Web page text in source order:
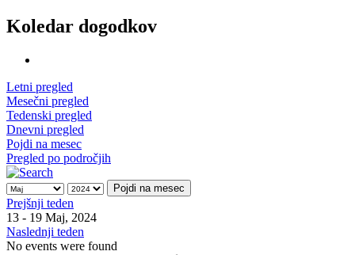
Koledar dogodkov
Letni pregled
Mesečni pregled
Tedenski pregled
Dnevni pregled
Pojdi na mesec
Pregled po področjih
Pojdi na mesec
Prejšnji teden
13 - 19 Maj, 2024
Naslednji teden
No events were found